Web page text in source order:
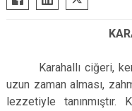
Eşme
Ulubey
Karahallı ciğeri,
uzun zaman alması,
lezzetiyle tanınmıştır.